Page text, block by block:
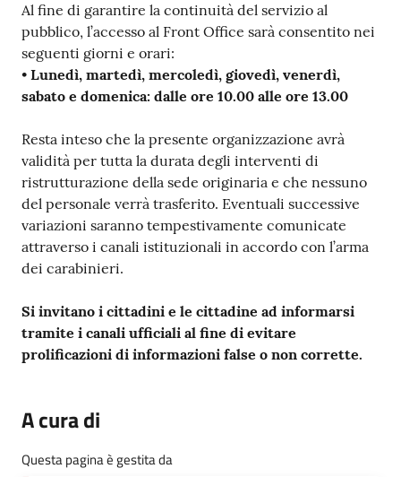
Al fine di garantire la continuità del servizio al
pubblico, l’accesso al Front Office sarà consentito nei
seguenti giorni e orari:
• Lunedì, martedì, mercoledì, giovedì, venerdì,
sabato e domenica: dalle ore 10.00 alle ore 13.00
Resta inteso che la presente organizzazione avrà
validità per tutta la durata degli interventi di
ristrutturazione della sede originaria e che nessuno
del personale verrà trasferito. Eventuali successive
variazioni saranno tempestivamente comunicate
attraverso i canali istituzionali in accordo con l’arma
dei carabinieri.
Si invitano i cittadini e le cittadine ad informarsi
tramite i canali ufficiali al fine di evitare
prolificazioni di informazioni false o non corrette.
A cura di
Questa pagina è gestita da